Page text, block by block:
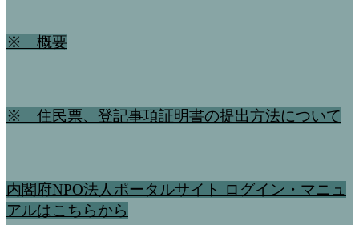
※ 概要
※ 住民票、登記事項証明書の提出方法について
内閣府NPO法人ポータルサイト ログイン・マニュ
アルはこちらから